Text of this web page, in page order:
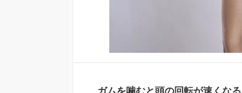
ガムを噛むと頭の回転が速くなる